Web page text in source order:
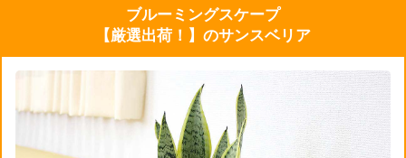
ブルーミングスケープ
【厳選出荷！】のサンスベリア